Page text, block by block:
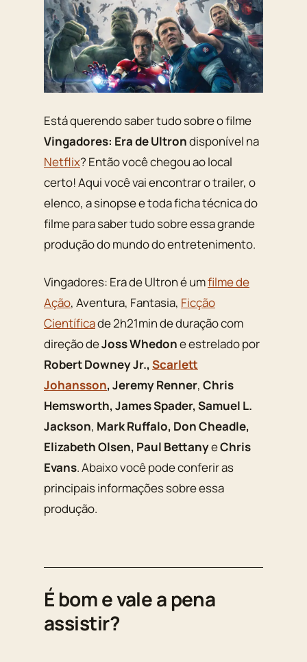
Está querendo saber tudo sobre o filme
Vingadores: Era de Ultrondisponível na
Netflix? Então você chegou ao local
certo! Aqui você vai encontrar o trailer, o
elenco, a sinopse e toda ficha técnica do
filme para saber tudo sobre essa grande
produção do mundo do entretenimento.
Vingadores: Era de Ultron é umfilme de
Ação, Aventura, Fantasia, Ficção
Científicade 2h21min de duração com
direção deJoss Whedone estrelado por
Robert Downey Jr.,Scarlett
Johansson, Jeremy Renner, Chris
Hemsworth, James Spader, Samuel L.
Jackson, Mark Ruffalo, Don Cheadle,
Elizabeth Olsen, Paul BettanyeChris
Evans. Abaixo você pode conferir as
principais informações sobre essa
produção.
É bom e vale a pena
assistir?